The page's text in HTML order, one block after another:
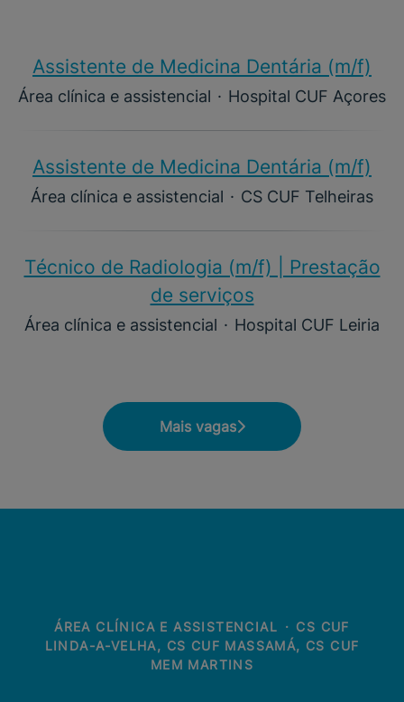
Assistente de Medicina Dentária (m/f)​
Área clínica e assistencial · Hospital CUF Açores
Assistente de Medicina Dentária (m/f)​
Área clínica e assistencial · CS CUF Telheiras
Técnico de Radiologia (m/f) | Prestação
de serviços
Área clínica e assistencial · Hospital CUF Leiria
Mais vagas
ÁREA CLÍNICA E ASSISTENCIAL · CS CUF
LINDA-A-VELHA, CS CUF MASSAMÁ, CS CUF
MEM MARTINS